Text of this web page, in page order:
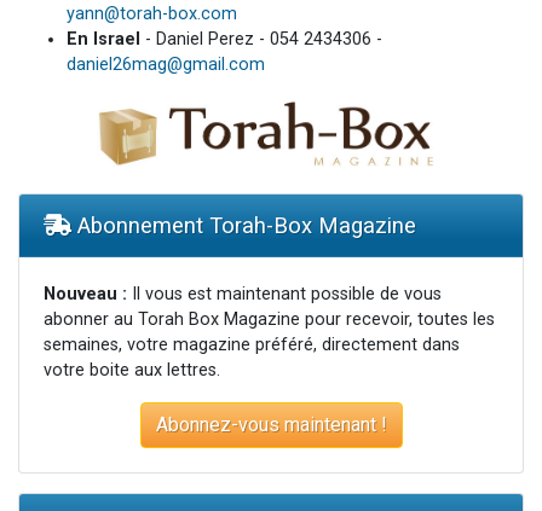
yann@torah-box.com
En Israel - Daniel Perez - 054 2434306 -
daniel26mag@gmail.com
Abonnement Torah-Box Magazine
Nouveau : Il vous est maintenant possible de vous
abonner au Torah Box Magazine pour recevoir, toutes les
semaines, votre magazine préféré, directement dans
votre boite aux lettres.
Abonnez-vous maintenant !